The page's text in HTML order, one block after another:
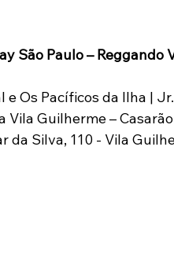
São Paulo – Reggando
e Os Pacíficos da Ilha |
Vila Guilherme – Casarão
da Silva, 110 - Vila